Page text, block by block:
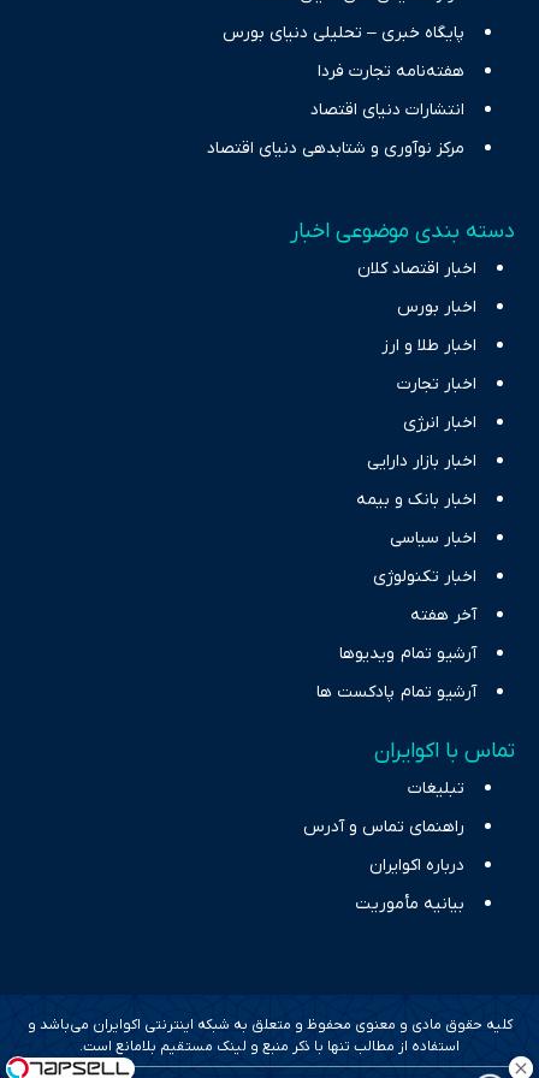
پایگاه خبری – تحلیلی دنیای بورس
هفته‌نامه تجارت فردا
انتشارات دنیای اقتصاد
مرکز نوآوری و شتابدهی دنیای اقتصاد
دسته بندی موضوعی اخبار
اخبار اقتصاد کلان
اخبار بورس
اخبار طلا و ارز
اخبار تجارت
اخبار انرژی
اخبار بازار دارایی
اخبار بانک و بیمه
اخبار سیاسی
اخبار تکنولوژی
آخر هفته
آرشیو تمام ویدیوها
آرشیو تمام پادکست ها
تماس با اکوایران
تبلیغات
راهنمای تماس و آدرس
درباره اکوایران
بیانیه مأموریت
کلیه حقوق مادی و معنوی محفوظ و متعلق به شبکه اینترنتی اکوایران می‌باشد و
استفاده از مطالب تنها با ذکر منبع و لینک مستقیم بلامانع است.